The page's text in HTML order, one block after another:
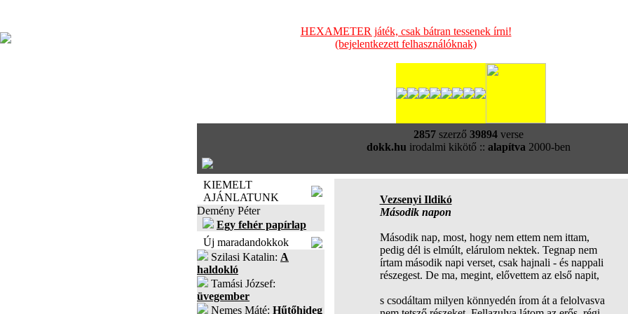
HEXAMETER játék, csak bátran tessenek írni!
(bejelentkezett felhasználóknak)
2857szerző 39894verse
dokk.hu irodalmi kikötő :: alapítva 2000-ben
KIEMELT
AJÁNLATUNK
Demény Péter
Egy fehér papírlap
Új maradandokkok
Szilasi Katalin: A
haldokló
Tamási József:
üvegember
Nemes Máté: Hűtőhideg
Vezsenyi Ildikó
Második napon
Második nap, most, hogy nem ettem nem ittam,
pedig dél is elmúlt, elárulom nektek. Tegnap nem
írtam második napi verset, csak hajnali - és nappali
részegest. De ma, megint, elővettem az első napit,
s csodáltam milyen könnyedén írom át a felolvasva